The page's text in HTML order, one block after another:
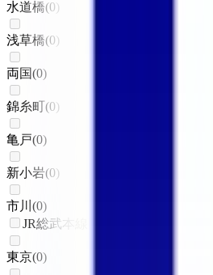
水道橋(0 )
浅草橋(0 )
両国(0)
錦糸町(0)
亀戸(0)
新小岩(0)
市川 (0)
JR総武本線
東京(0)